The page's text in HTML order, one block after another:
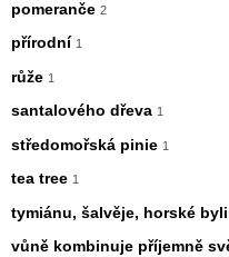
pomeranče 2
přírodní 1
růže 1
santalového dřeva 1
středomořská pinie 1
tea tree 1
tymiánu, šalvěje, horské
vůně kombinuje příjemně